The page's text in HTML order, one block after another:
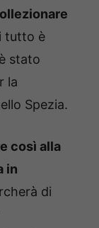
tutto è
stato
la
Spezia.
così alla
in
di